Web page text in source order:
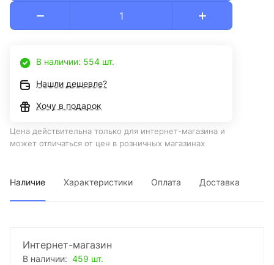
В наличии: 554 шт.
Нашли дешевле?
Хочу в подарок
Цена действительна только для интернет-магазина и
может отличаться от цен в розничных магазинах
Наличие Характеристики Оплата Доставка
Интернет-магазин
В наличии: 459 шт.